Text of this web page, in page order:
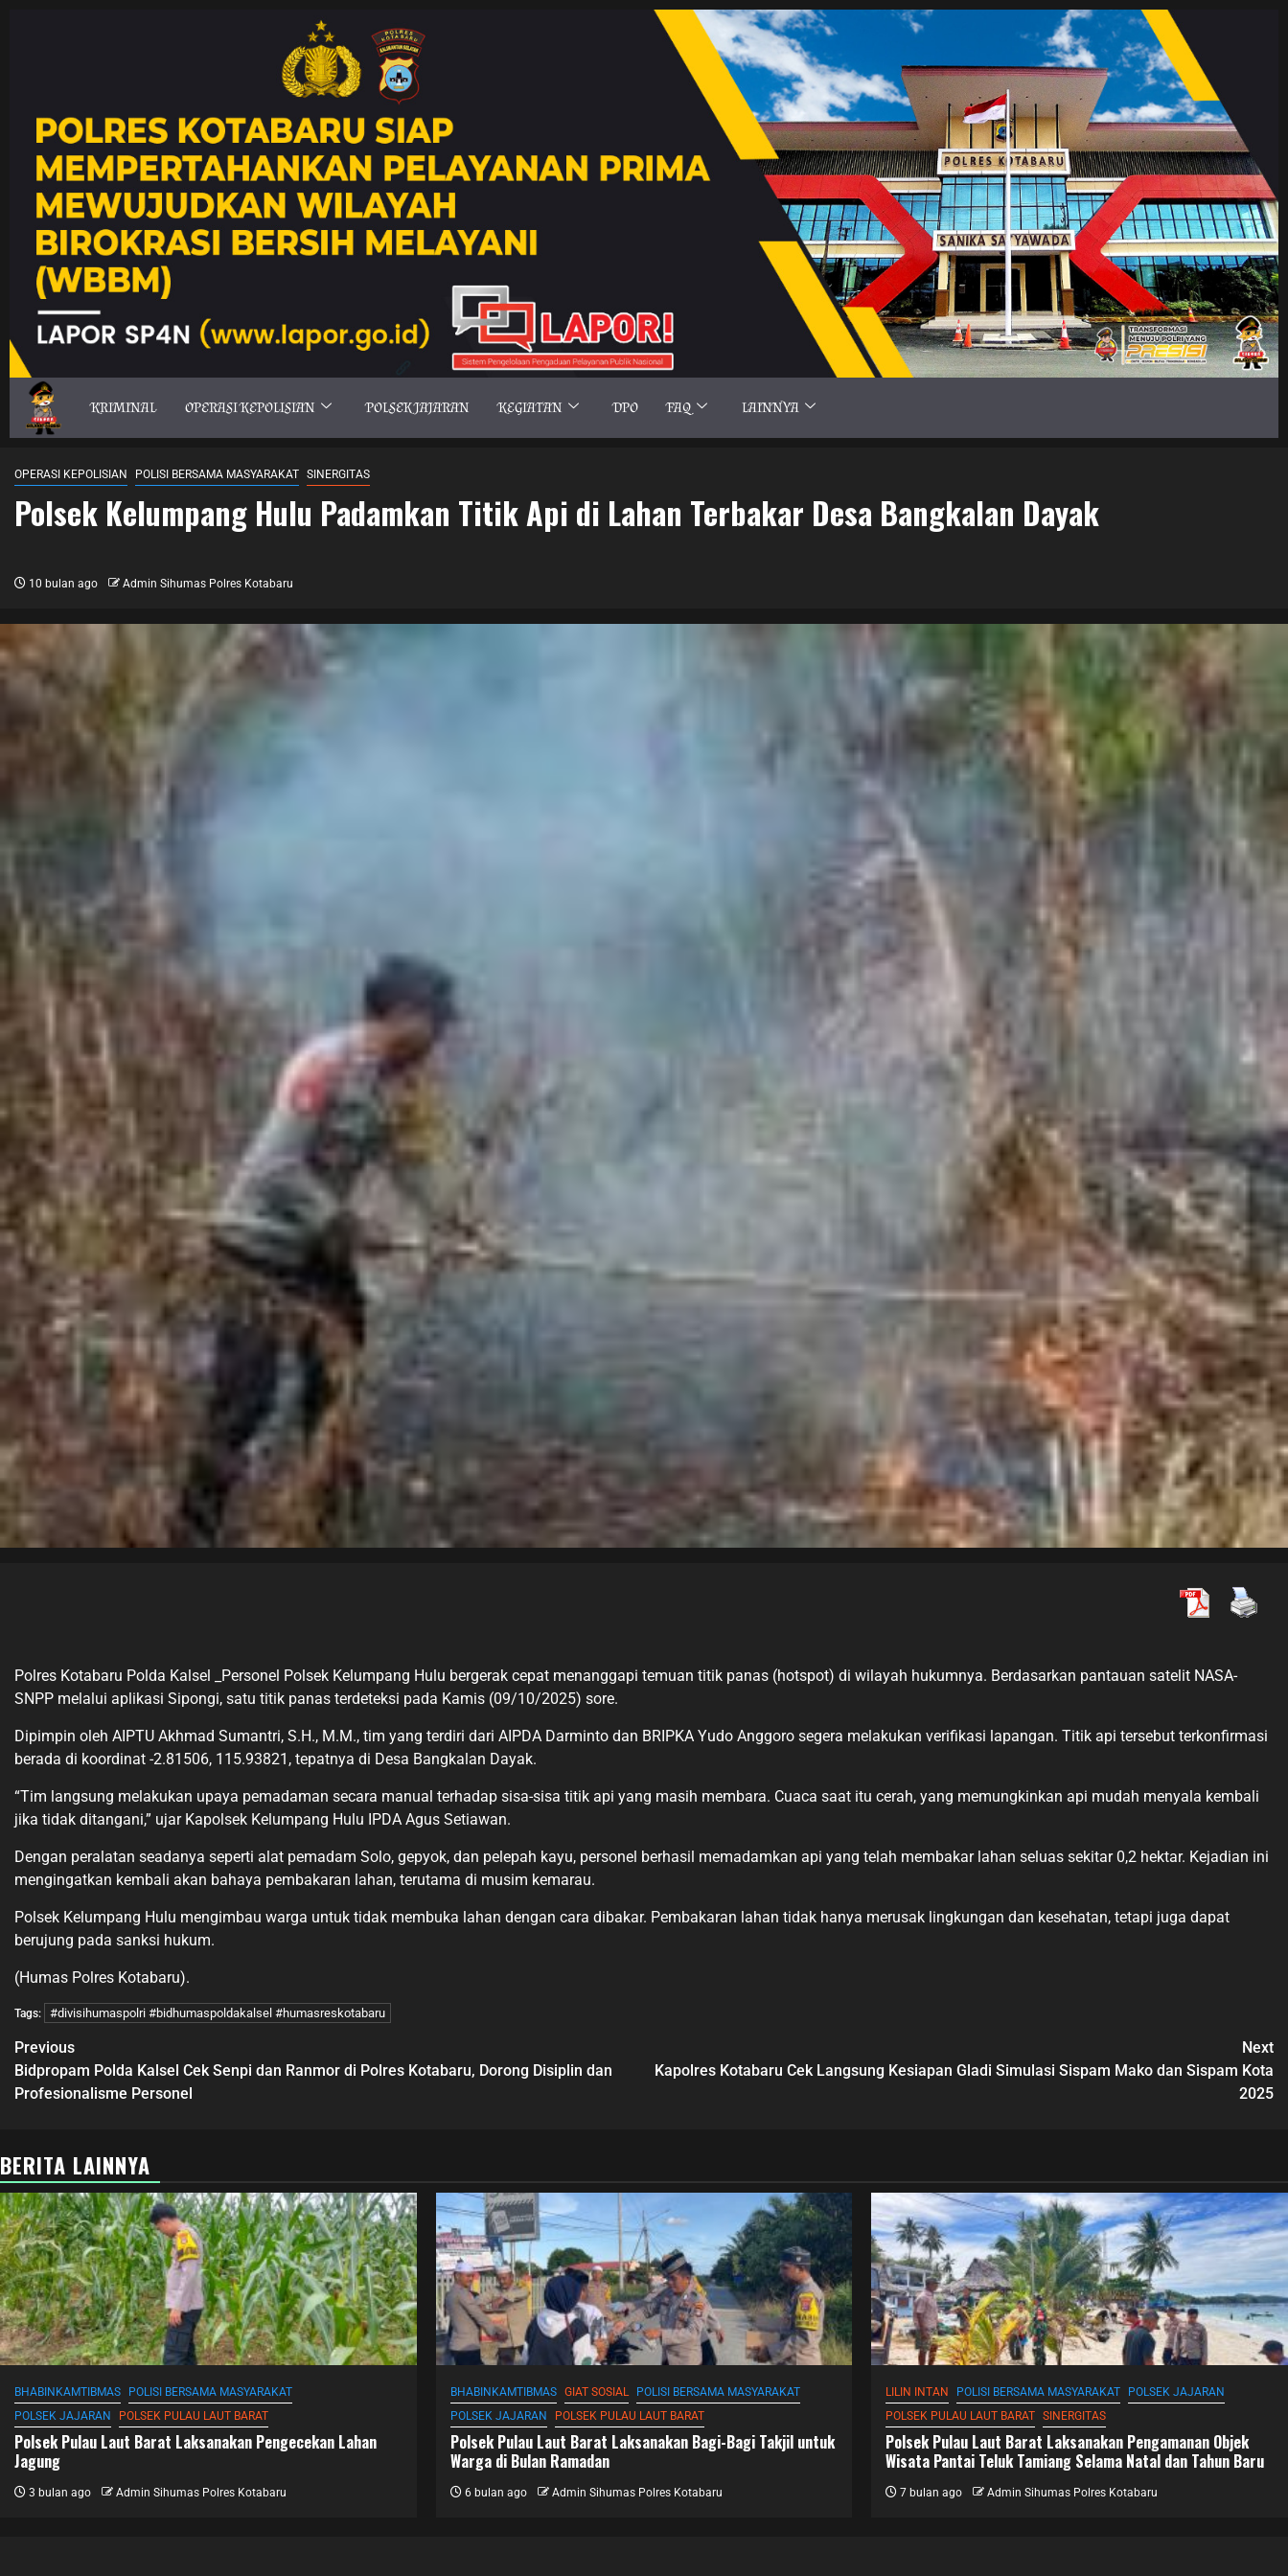
KRIMINAL OPERASI KEPOLISIAN POLSEK JAJARAN KEGIATAN DPO FAQ LAINNYA
OPERASI KEPOLISIAN POLISI BERSAMA MASYARAKAT SINERGITAS
Polsek Kelumpang Hulu Padamkan Titik Api di Lahan Terbakar Desa Bangkalan Dayak
10 bulan ago Admin Sihumas Polres Kotabaru
Polres Kotabaru Polda Kalsel _Personel Polsek Kelumpang Hulu bergerak cepat menanggapi temuan titik panas (hotspot) di wilayah hukumnya. Berdasarkan pantauan satelit NASA-
SNPP melalui aplikasi Sipongi, satu titik panas terdeteksi pada Kamis (09/10/2025) sore.
Dipimpin oleh AIPTU Akhmad Sumantri, S.H., M.M., tim yang terdiri dari AIPDA Darminto dan BRIPKA Yudo Anggoro segera melakukan verifikasi lapangan. Titik api tersebut terkonfirmasi
berada di koordinat -2.81506, 115.93821, tepatnya di Desa Bangkalan Dayak.
“Tim langsung melakukan upaya pemadaman secara manual terhadap sisa-sisa titik api yang masih membara. Cuaca saat itu cerah, yang memungkinkan api mudah menyala kembali
jika tidak ditangani,” ujar Kapolsek Kelumpang Hulu IPDA Agus Setiawan.
Dengan peralatan seadanya seperti alat pemadam Solo, gepyok, dan pelepah kayu, personel berhasil memadamkan api yang telah membakar lahan seluas sekitar 0,2 hektar. Kejadian ini
mengingatkan kembali akan bahaya pembakaran lahan, terutama di musim kemarau.
Polsek Kelumpang Hulu mengimbau warga untuk tidak membuka lahan dengan cara dibakar. Pembakaran lahan tidak hanya merusak lingkungan dan kesehatan, tetapi juga dapat
berujung pada sanksi hukum.
(Humas Polres Kotabaru).
Tags: #divisihumaspolri #bidhumaspoldakalsel #humasreskotabaru
Previous
Bidpropam Polda Kalsel Cek Senpi dan Ranmor di Polres Kotabaru, Dorong Disiplin dan
Profesionalisme Personel
Next
Kapolres Kotabaru Cek Langsung Kesiapan Gladi Simulasi Sispam Mako dan Sispam Kota
2025
BERITA LAINNYA
BHABINKAMTIBMAS
POLISI BERSAMA MASYARAKAT
POLSEK JAJARAN
POLSEK PULAU LAUT BARAT
Polsek Pulau Laut Barat Laksanakan Pengecekan Lahan
Jagung
3 bulan ago Admin Sihumas Polres Kotabaru
BHABINKAMTIBMAS GIAT SOSIAL
POLISI BERSAMA MASYARAKAT
POLSEK JAJARAN
POLSEK PULAU LAUT BARAT
Polsek Pulau Laut Barat Laksanakan Bagi-Bagi Takjil untuk
Warga di Bulan Ramadan
6 bulan ago Admin Sihumas Polres Kotabaru
LILIN INTAN POLISI BERSAMA MASYARAKAT
POLSEK JAJARAN
POLSEK PULAU LAUT BARAT SINERGITAS
Polsek Pulau Laut Barat Laksanakan Pengamanan Objek
Wisata Pantai Teluk Tamiang Selama Natal dan Tahun Baru
7 bulan ago Admin Sihumas Polres Kotabaru